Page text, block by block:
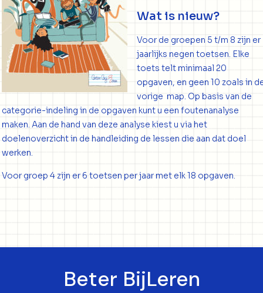
Wat is nieuw?
Voor de groepen 5 t/m 8 zijn er
jaarlijks negen toetsen. Elke
toets telt minimaal 20
opgaven, en geen 10 zoals in
vorige map. Op basis van de
categorie-indeling in de opgaven kunt u een foutenanalyse
maken. Aan de hand van deze analyse kiest u via het
doelenoverzicht in de handleiding de lessen die aan dat doel
werken.
Voor groep 4 zijn er 6 toetsen per jaar met elk 18 opgaven.
Beter BijLeren